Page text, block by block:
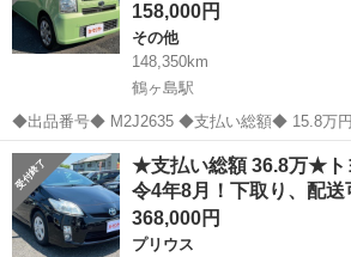
158,000円
その他
148,350km
鶴ヶ島駅
◆出品番号◆ M2J2635 ◆支払い総額◆ 15.8万円 上記の金額は、消費
税、リサイクル券等全てコミコミの金額です！ ◆車両情報◆ メーカ
ー：トヨタ 車名：ピクシススペース グレード
式：DB...
埼玉 川越市 鶴ヶ島駅 その他 車両
★支払い総額 36.8万★ト
令4年8月！下取り、配送
368,000円
プリウス